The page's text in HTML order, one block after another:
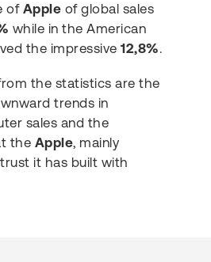
of Apple of global sales
while in the American
the impressive12,8%.
the statistics are the
trends in
sales and the
the Apple, mainly
it has built with